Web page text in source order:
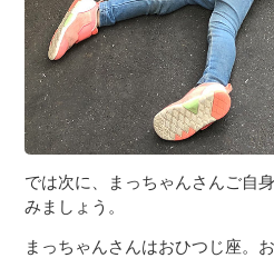
では次に、まっちゃんさんご自
みましょう。
まっちゃんさんはおひつじ座。